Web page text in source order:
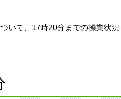
いて、17時20分までの操業状